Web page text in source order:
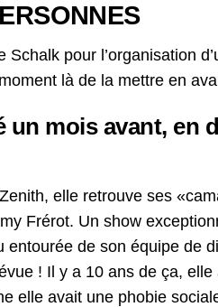
pour l’organisation
là de la mettre en
un mois avant, en
elle retrouve ses
Frérot. Un show
entourée de son équipe de
! Il y a 10 ans de ça,
elle avait une phobie